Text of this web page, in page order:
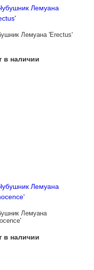
Лемуана 'Erectus'
в наличии
Лемуана
в наличии